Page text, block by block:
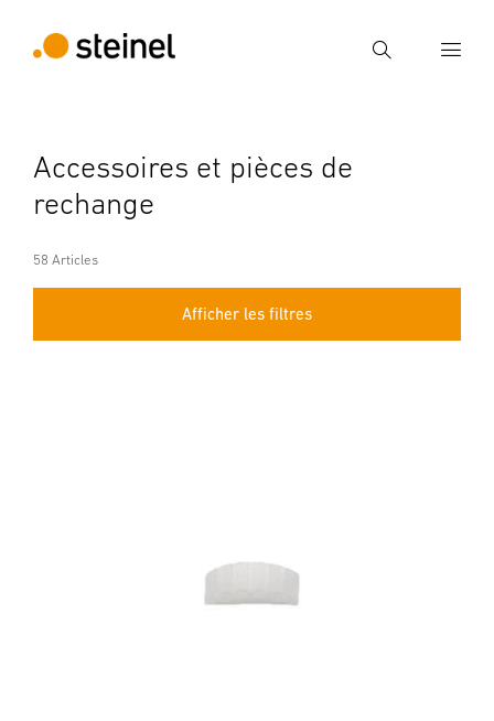
Recherche
Recherche
Accessoires et pièces de
rechange
58 Articles
Afficher les filtres